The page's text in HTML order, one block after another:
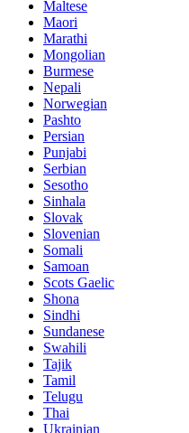
Maltese
Maori
Marathi
Mongolian
Burmese
Nepali
Norwegian
Pashto
Persian
Punjabi
Serbian
Sesotho
Sinhala
Slovak
Slovenian
Somali
Samoan
Scots Gaelic
Shona
Sindhi
Sundanese
Swahili
Tajik
Tamil
Telugu
Thai
Ukrainian